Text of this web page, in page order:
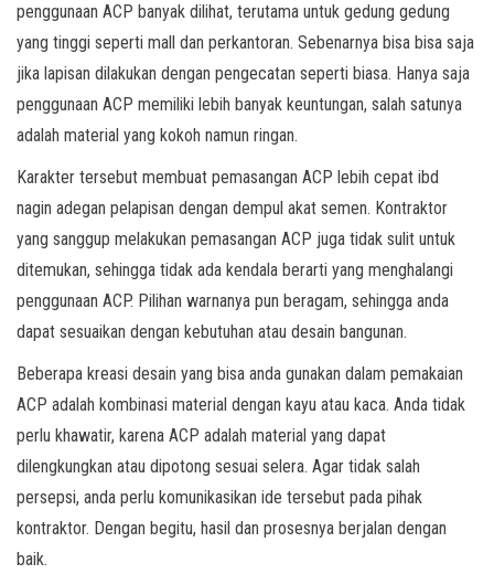
penggunaan ACP banyak dilihat, terutama untuk gedung gedung
yang tinggi seperti mall dan perkantoran. Sebenarnya bisa bisa saja
jika lapisan dilakukan dengan pengecatan seperti biasa. Hanya saja
penggunaan ACP memiliki lebih banyak keuntungan, salah satunya
adalah material yang kokoh namun ringan.
Karakter tersebut membuat pemasangan ACP lebih cepat ibd
nagin adegan pelapisan dengan dempul akat semen. Kontraktor
yang sanggup melakukan pemasangan ACP juga tidak sulit untuk
ditemukan, sehingga tidak ada kendala berarti yang menghalangi
penggunaan ACP. Pilihan warnanya pun beragam, sehingga anda
dapat sesuaikan dengan kebutuhan atau desain bangunan.
Beberapa kreasi desain yang bisa anda gunakan dalam pemakaian
ACP adalah kombinasi material dengan kayu atau kaca. Anda tidak
perlu khawatir, karena ACP adalah material yang dapat
dilengkungkan atau dipotong sesuai selera. Agar tidak salah
persepsi, anda perlu komunikasikan ide tersebut pada pihak
kontraktor. Dengan begitu, hasil dan prosesnya berjalan dengan
baik.